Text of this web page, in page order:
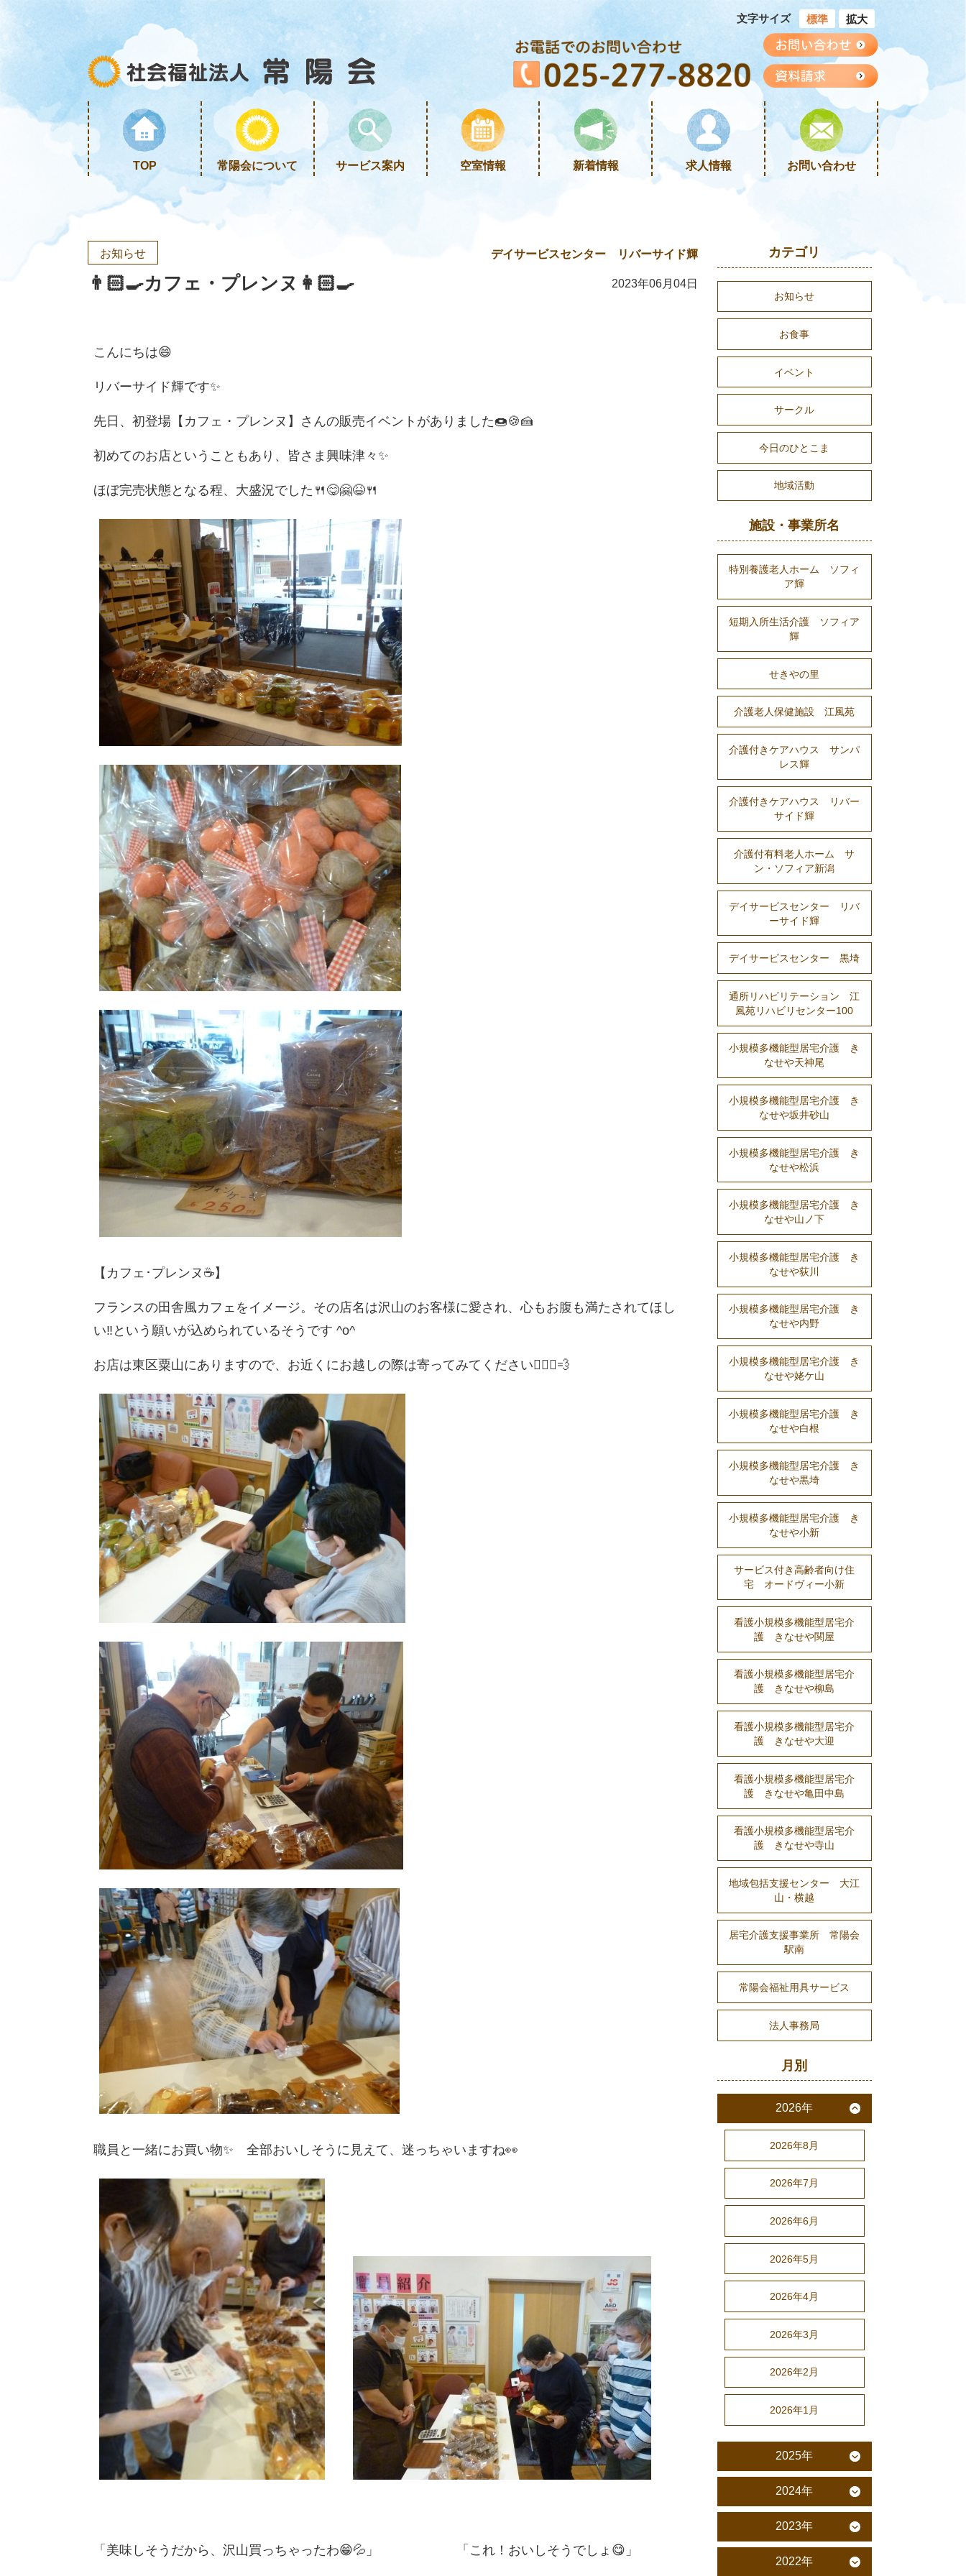
文字サイズ 標準 拡大
TOP 常陽会について サービス案内 空室情報 新着情報 求人情報 お問い合わせ
お知らせ デイサービスセンター リバーサイド輝
👨🏻‍🍳カフェ・プレンヌ👩🏻‍🍳 2023年06月04日
こんにちは😄
リバーサイド輝です✨
先日、初登場【カフェ・プレンヌ】さんの販売イベントがありました🍩🍪🍰
初めてのお店ということもあり、皆さま興味津々✨
ほぼ完売状態となる程、大盛況でした🍴😋🤗😆🍴
【カフェ･プレンヌ☕】
フランスの田舎風カフェをイメージ。その店名は沢山のお客様に愛され、心もお腹も満たされてほし
い‼という願いが込められているそうです ^o^
お店は東区粟山にありますので、お近くにお越しの際は寄ってみてください🏃🏻‍♂️💨
職員と一緒にお買い物✨ 全部おいしそうに見えて、迷っちゃいますね👀
「美味しそうだから、沢山買っちゃったわ😁💦」 「これ！おいしそうでしょ😋」
カテゴリ
お知らせ
お食事
イベント
サークル
今日のひとこま
地域活動
施設・事業所名
特別養護老人ホーム ソフィ
ア輝
短期入所生活介護 ソフィア
輝
せきやの里
介護老人保健施設 江風苑
介護付きケアハウス サンパ
レス輝
介護付きケアハウス リバー
サイド輝
介護付有料老人ホーム サ
ン・ソフィア新潟
デイサービスセンター リバ
ーサイド輝
デイサービスセンター 黒埼
通所リハビリテーション 江
風苑リハビリセンター100
小規模多機能型居宅介護 き
なせや天神尾
小規模多機能型居宅介護 き
なせや坂井砂山
小規模多機能型居宅介護 き
なせや松浜
小規模多機能型居宅介護 き
なせや山ノ下
小規模多機能型居宅介護 き
なせや荻川
小規模多機能型居宅介護 き
なせや内野
小規模多機能型居宅介護 き
なせや姥ケ山
小規模多機能型居宅介護 き
なせや白根
小規模多機能型居宅介護 き
なせや黒埼
小規模多機能型居宅介護 き
なせや小新
サービス付き高齢者向け住
宅 オードヴィー小新
看護小規模多機能型居宅介
護 きなせや関屋
看護小規模多機能型居宅介
護 きなせや柳島
看護小規模多機能型居宅介
護 きなせや大迎
看護小規模多機能型居宅介
護 きなせや亀田中島
看護小規模多機能型居宅介
護 きなせや寺山
地域包括支援センター 大江
山・横越
居宅介護支援事業所 常陽会
駅南
常陽会福祉用具サービス
法人事務局
月別
2026年
2026年8月
2026年7月
2026年6月
2026年5月
2026年4月
2026年3月
2026年2月
2026年1月
2025年
2024年
2023年
2022年